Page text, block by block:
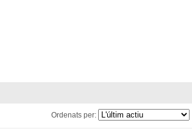
Ordenats per: